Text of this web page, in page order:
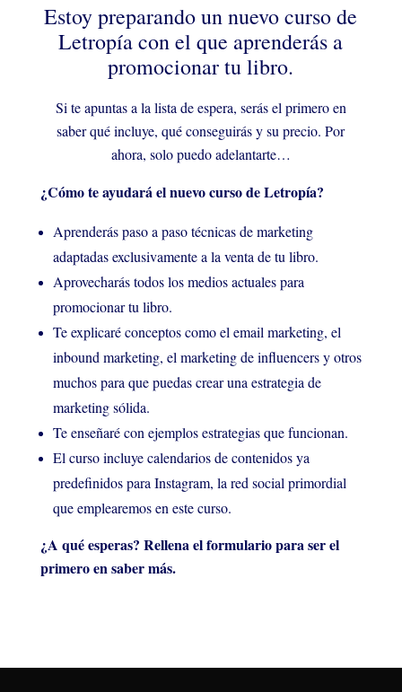
Estoy preparando un nuevo curso de
Letropía con el que aprenderás a
promocionar tu libro.
Si te apuntas a la lista de espera, serás el primero en
saber qué incluye, qué conseguirás y su precio.Por
ahora, solo puedo adelantarte…
¿Cómo te ayudará el nuevo curso de Letropía?
Aprenderás paso a paso técnicas de marketing
adaptadas exclusivamente a la venta de tu libro.
Aprovecharás todos los medios actuales para
promocionar tu libro.
Te explicaré conceptos como el email marketing, el
inbound marketing, el marketing de influencers y otros
muchos para que puedas crear una estrategia de
marketing sólida.
Te enseñaré con ejemplos estrategias que funcionan.
El curso incluye calendarios de contenidos ya
predefinidos para Instagram, la red social primordial
que emplearemos en este curso.
¿A qué esperas? Rellena el formulario para ser el
primero en saber más.